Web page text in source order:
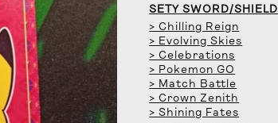
SETY SWORD/SHIELD
> Chilling Reign
> Evolving Skies
> Celebrations
> Pokemon GO
> Match Battle
> Crown Zenith
> Shining Fates